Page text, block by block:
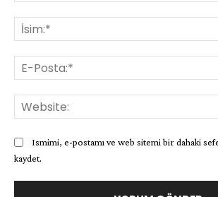
Ismimi, e-postamı ve web sitemi bir dahaki
kaydet.